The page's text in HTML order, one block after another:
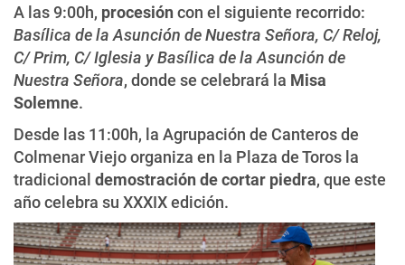
A las 9:00h, procesión con el siguiente recorrido:
Basílica de la Asunción de Nuestra Señora, C/ Reloj,
C/ Prim, C/ Iglesia y Basílica de la Asunción de
Nuestra Señora, donde se celebrará la Misa
Solemne.
Desde las 11:00h, la Agrupación de Canteros de
Colmenar Viejo organiza en la Plaza de Toros la
tradicional demostración de cortar piedra, que este
año celebra su XXXIX edición.